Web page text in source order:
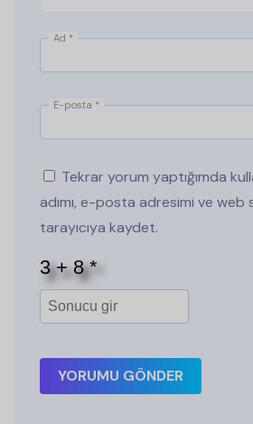
Ad *
E-posta *
Tekrar yorum yaptığımda
adımı, e-posta adresimi ve web
tarayıcıya kaydet.
YORUMU GÖNDER